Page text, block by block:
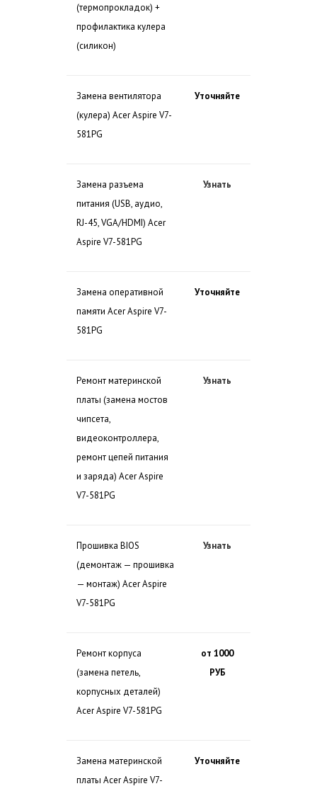
(термопрокладок) +
профилактика кулера
(силикон)
Замена вентилятора
(кулера) Acer Aspire V7-
581PG
Уточняйте
Замена разъема
питания (USB, аудио,
RJ-45, VGA/HDMI) Acer
Aspire V7-581PG
Узнать
Замена оперативной
памяти Acer Aspire V7-
581PG
Уточняйте
Ремонт материнской
платы (замена мостов
чипсета,
видеоконтроллера,
ремонт цепей питания
и заряда) Acer Aspire
V7-581PG
Узнать
Прошивка BIOS
(демонтаж — прошивка
— монтаж) Acer Aspire
V7-581PG
Узнать
Ремонт корпуса
(замена петель,
корпусных деталей)
Acer Aspire V7-581PG
от 1000
РУБ
Замена материнской
платы Acer Aspire V7-
Уточняйте